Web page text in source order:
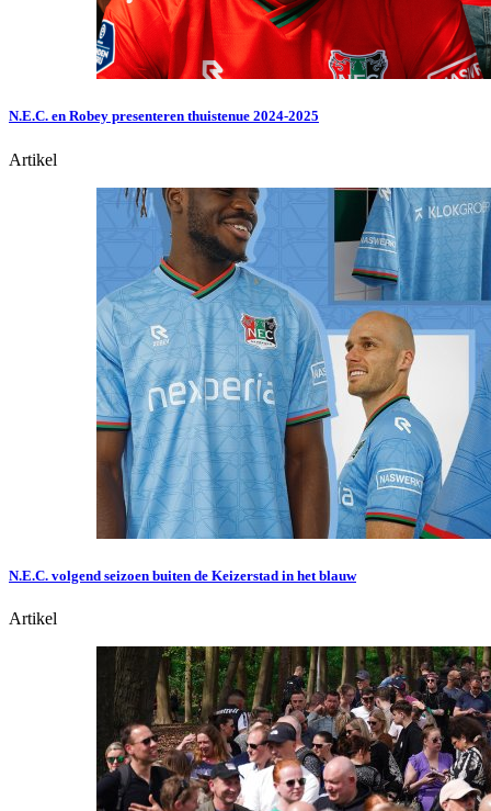
N.E.C. en Robey presenteren thuistenue 2024-2025
Artikel
N.E.C. volgend seizoen buiten de Keizerstad in het blauw
Artikel